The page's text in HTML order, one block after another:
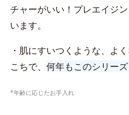
チャーがいい！プレエイジ
います。
・肌にすいつくような、よ
こちで、 何年もこのシリー
*年齢に応じたお手入れ